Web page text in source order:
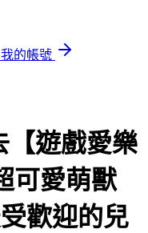
我的帳號
【遊戲愛樂
可愛萌獸
歡迎的兒